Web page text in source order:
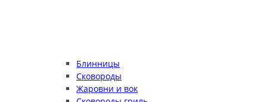
Блинницы
Сковороды
Жаровни и вок